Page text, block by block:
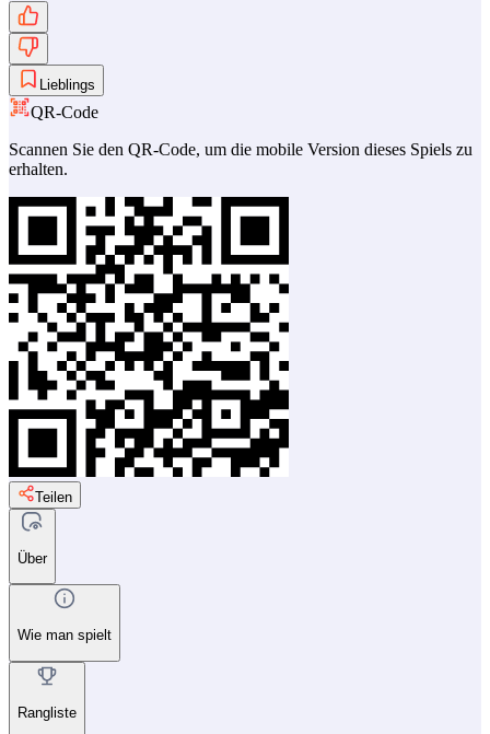
Lieblings
QR-Code
Scannen Sie den QR-Code, um die mobile Version dieses Spiels zu
erhalten.
Teilen
Über
Wie man spielt
Rangliste